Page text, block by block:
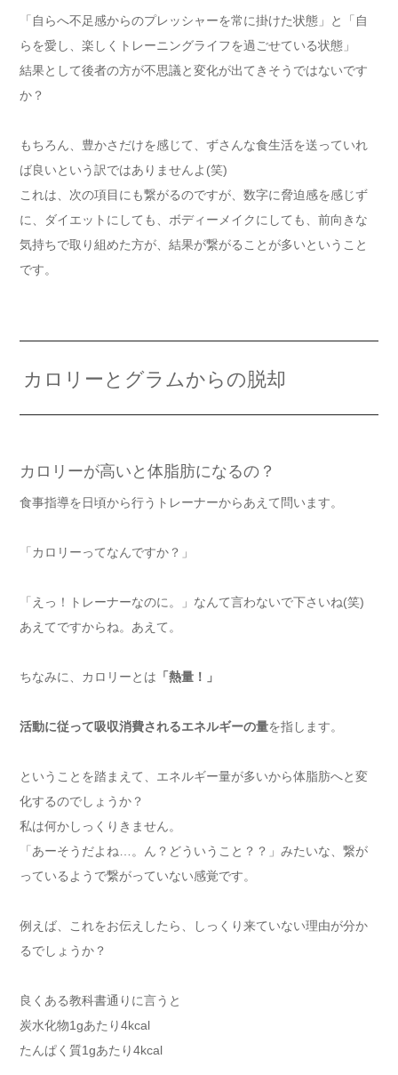
「自らへ不足感からのプレッシャーを常に掛けた状態」と「自
らを愛し、楽しくトレーニングライフを過ごせている状態」
結果として後者の方が不思議と変化が出てきそうではないです
か？
もちろん、豊かさだけを感じて、ずさんな食生活を送っていれ
ば良いという訳ではありませんよ(笑)
これは、次の項目にも繋がるのですが、数字に脅迫感を感じず
に、ダイエットにしても、ボディーメイクにしても、前向きな
気持ちで取り組めた方が、結果が繋がることが多いということ
です。
カロリーとグラムからの脱却
カロリーが高いと体脂肪になるの？
食事指導を日頃から行うトレーナーからあえて問います。
「カロリーってなんですか？」
「えっ！トレーナーなのに。」なんて言わないで下さいね(笑)
あえてですからね。あえて。
ちなみに、カロリーとは 「熱量！」
活動に従って吸収消費されるエネルギーの量を指します。
ということを踏まえて、エネルギー量が多いから体脂肪へと変
化するのでしょうか？
私は何かしっくりきません。
「あーそうだよね…。ん？どういうこと？？」みたいな、繋が
っているようで繋がっていない感覚です。
例えば、これをお伝えしたら、しっくり来ていない理由が分か
るでしょうか？
良くある教科書通りに言うと
炭水化物1gあたり4kcal
たんぱく質1gあたり4kcal